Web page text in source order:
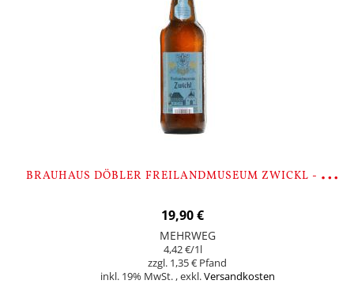
B
RAUHAUS DÖBLER FREILANDMUSEUM ZWICKL - 9 FLASCHEN
19,90 €
MEHRWEG
4,42 €/1l
1,35 €
inkl. 19% MwSt. ,exkl.Versandkosten